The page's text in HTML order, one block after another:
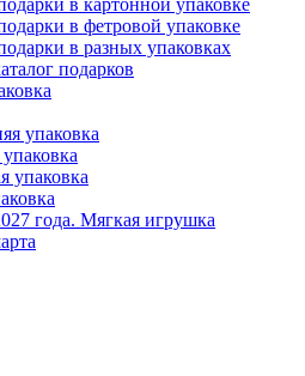
в картонной упаковке
в фетровой упаковке
в разных упаковках
подарков
упаковка
упаковка
года. Мягкая игрушка